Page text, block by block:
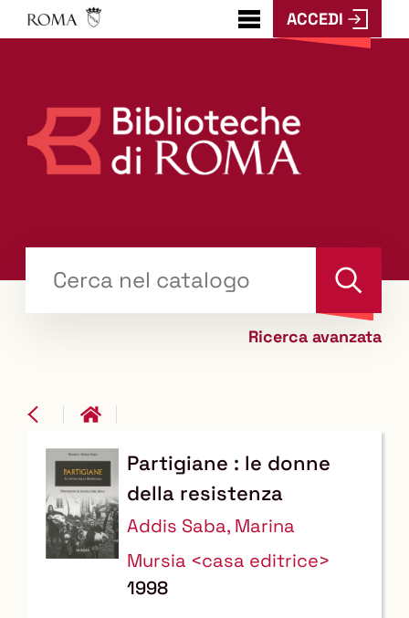
???
menu.button???
ACCEDI
il tuo libro "Catalogo"
Cerca
Ricerca avanzata
Dettaglio
del
documento
Partigiane : le donne
della resistenza
Addis Saba, Marina
Mursia <casa editrice>
1998